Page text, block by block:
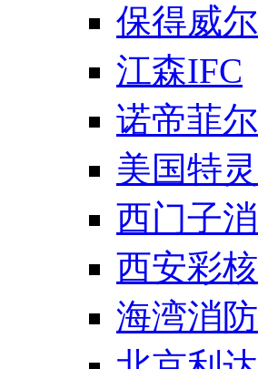
保得威尔
江森IFC
诺帝菲尔
美国特灵
西门子消
西安彩核
海湾消防